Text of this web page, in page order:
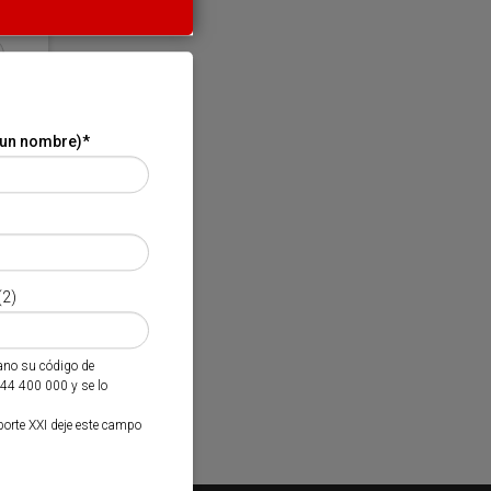
nombre)*
su código de
400 000 y se lo
XXI deje este campo